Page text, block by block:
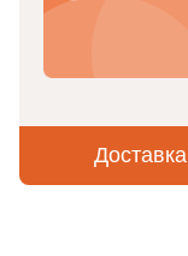
Доставка